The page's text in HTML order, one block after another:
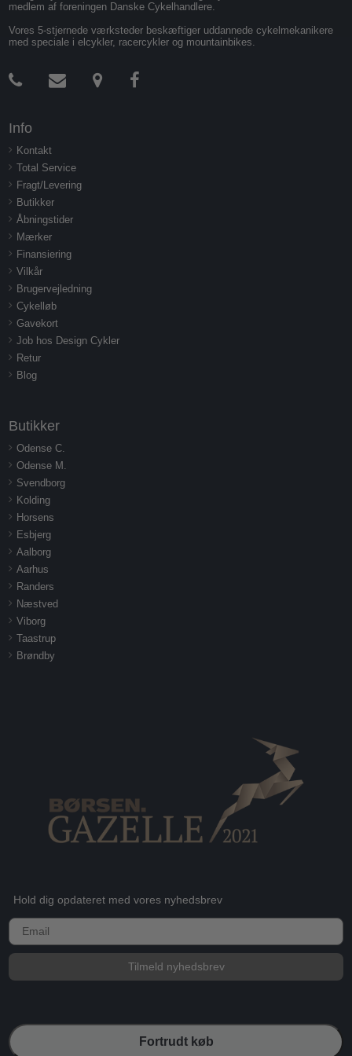
medlem af foreningen Danske Cykelhandlere.
Vores 5-stjernede værksteder beskæftiger uddannede cykelmekanikere
med speciale i elcykler, racercykler og mountainbikes.
Info
Kontakt
Total Service
Fragt/Levering
Butikker
Åbningstider
Mærker
Finansiering
Vilkår
Brugervejledning
Cykelløb
Gavekort
Job hos Design Cykler
Retur
Blog
Butikker
Odense C.
Odense M.
Svendborg
Kolding
Horsens
Esbjerg
Aalborg
Aarhus
Randers
Næstved
Viborg
Taastrup
Brøndby
Hold dig opdateret med vores nyhedsbrev
E-mail
Tilmeld nyhedsbrev
Fortrudt køb